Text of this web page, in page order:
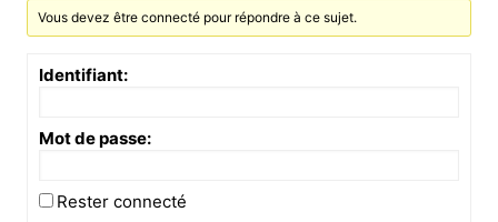
Vous devez être connecté pour répondre à ce sujet.
Identifiant:
Mot de passe:
Rester connecté